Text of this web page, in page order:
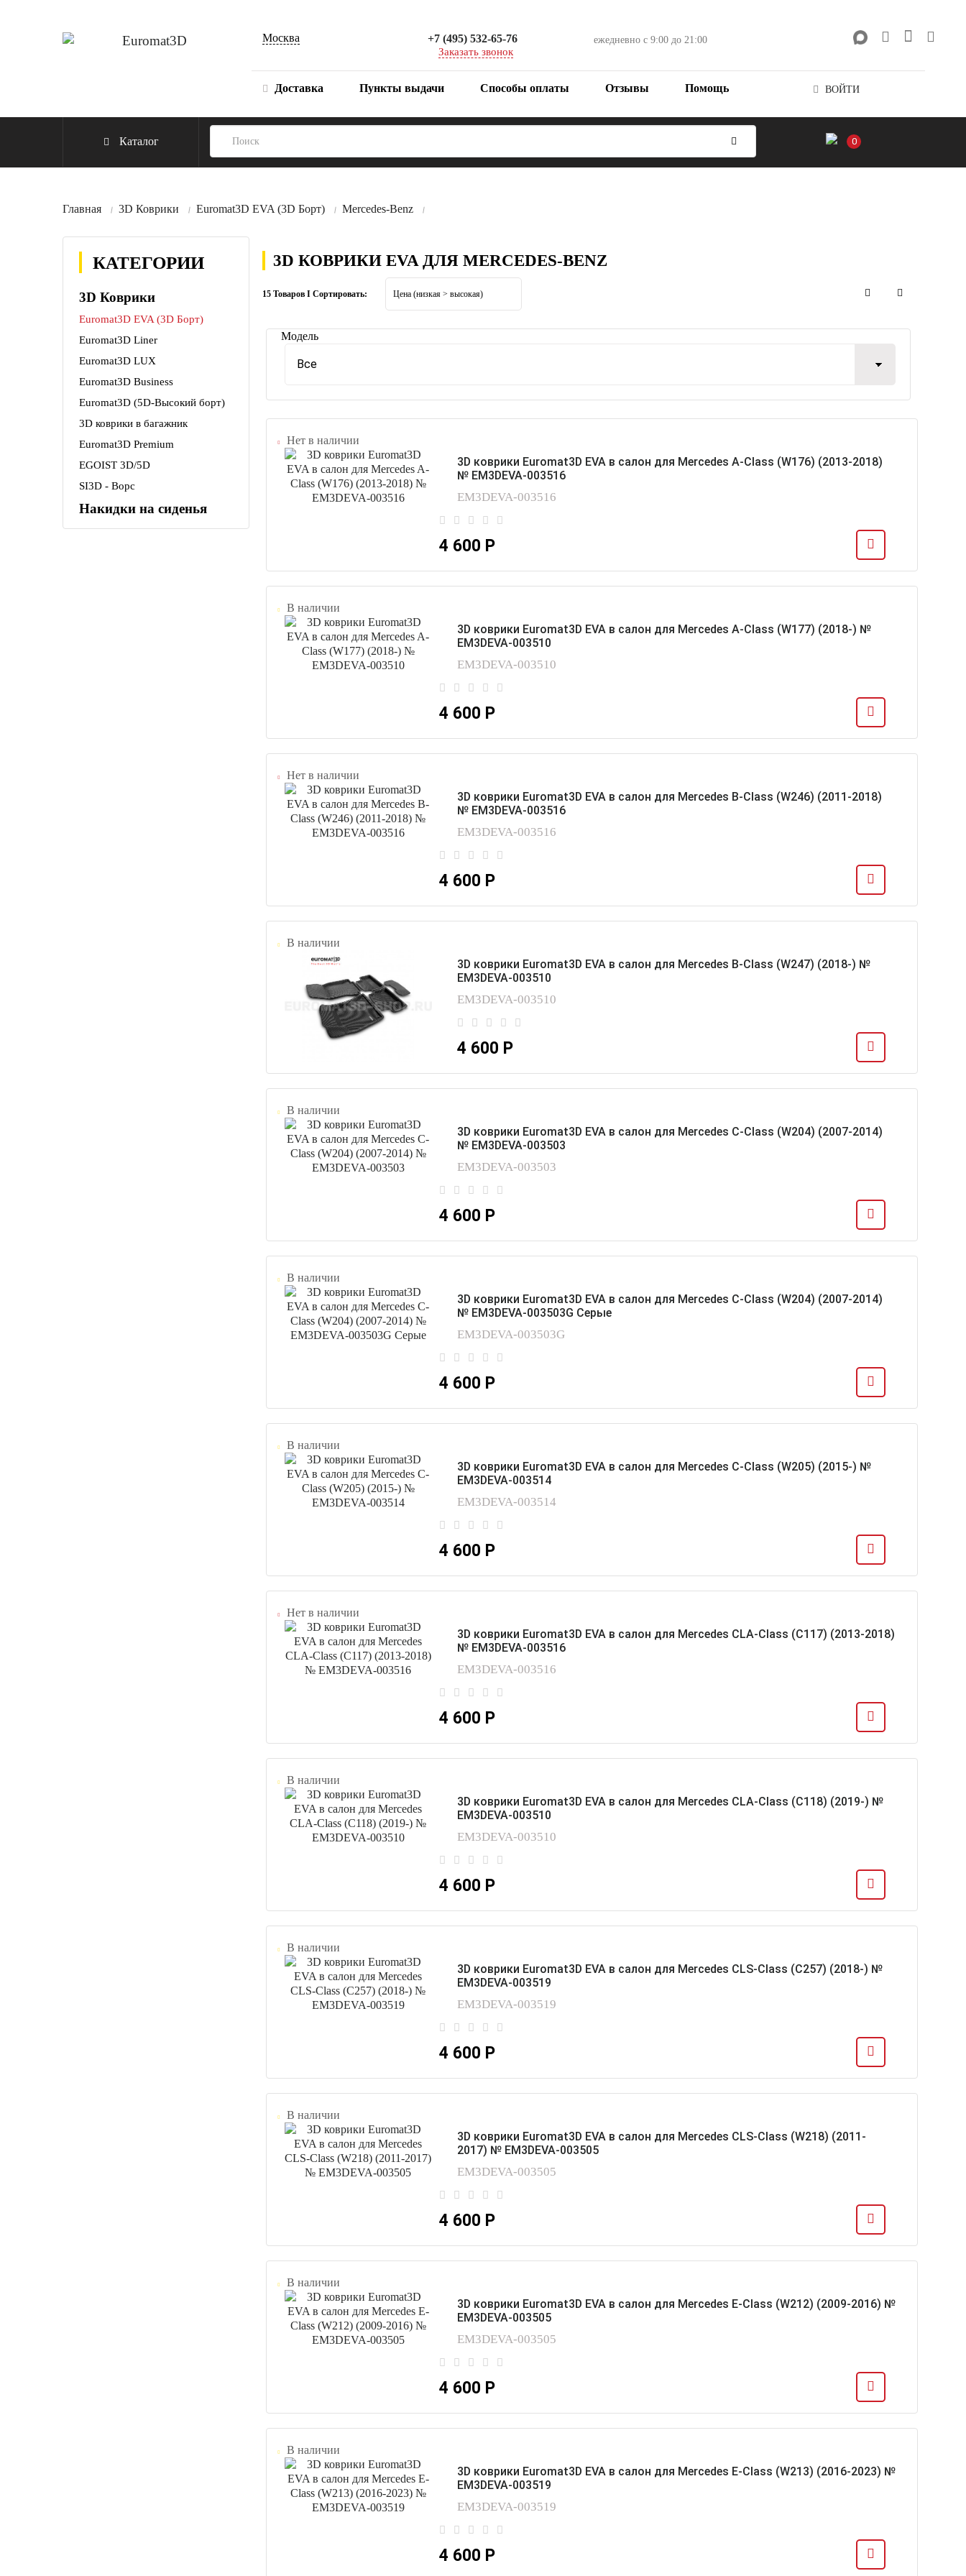
Москва +7 (495) 532-65-76
Заказать звонок
ежедневнос 9:00 до 21:00
Доставка Пункты выдачи Способы оплаты Отзывы Помощь ВОЙТИ
Каталог 0
Главная 3D Коврики Euromat3D EVA (3D Борт) Mercedes-Benz
КАТЕГОРИИ
3D Коврики
Euromat3D EVA (3D Борт)
Euromat3D Liner
Euromat3D LUX
Euromat3D Business
Euromat3D (5D-Высокий борт)
3D коврики в багажник
Euromat3D Premium
EGOIST 3D/5D
SI3D - Ворс
Накидки на сиденья
3D КОВРИКИ EVA ДЛЯ MERCEDES-BENZ
15 Товаров I Сортировать:
Модель
Все
Нет в наличии
3D коврики Euromat3D EVA в салон для Mercedes A-Class (W176) (2013-2018)
№ EM3DEVA-003516
EM3DEVA-003516
4 600 Р
В наличии
3D коврики Euromat3D EVA в салон для Mercedes A-Class (W177) (2018-) №
EM3DEVA-003510
EM3DEVA-003510
4 600 Р
Нет в наличии
3D коврики Euromat3D EVA в салон для Mercedes B-Class (W246) (2011-2018)
№ EM3DEVA-003516
EM3DEVA-003516
4 600 Р
В наличии
3D коврики Euromat3D EVA в салон для Mercedes B-Class (W247) (2018-) №
EM3DEVA-003510
EM3DEVA-003510
4 600 Р
В наличии
3D коврики Euromat3D EVA в салон для Mercedes C-Class (W204) (2007-2014)
№ EM3DEVA-003503
EM3DEVA-003503
4 600 Р
В наличии
3D коврики Euromat3D EVA в салон для Mercedes C-Class (W204) (2007-2014)
№ EM3DEVA-003503G Серые
EM3DEVA-003503G
4 600 Р
В наличии
3D коврики Euromat3D EVA в салон для Mercedes C-Class (W205) (2015-) №
EM3DEVA-003514
EM3DEVA-003514
4 600 Р
Нет в наличии
3D коврики Euromat3D EVA в салон для Mercedes CLA-Class (C117) (2013-2018)
№ EM3DEVA-003516
EM3DEVA-003516
4 600 Р
В наличии
3D коврики Euromat3D EVA в салон для Mercedes CLA-Class (C118) (2019-) №
EM3DEVA-003510
EM3DEVA-003510
4 600 Р
В наличии
3D коврики Euromat3D EVA в салон для Mercedes CLS-Class (C257) (2018-) №
EM3DEVA-003519
EM3DEVA-003519
4 600 Р
В наличии
3D коврики Euromat3D EVA в салон для Mercedes CLS-Class (W218) (2011-
2017) № EM3DEVA-003505
EM3DEVA-003505
4 600 Р
В наличии
3D коврики Euromat3D EVA в салон для Mercedes E-Class (W212) (2009-2016) №
EM3DEVA-003505
EM3DEVA-003505
4 600 Р
В наличии
3D коврики Euromat3D EVA в салон для Mercedes E-Class (W213) (2016-2023) №
EM3DEVA-003519
EM3DEVA-003519
4 600 Р